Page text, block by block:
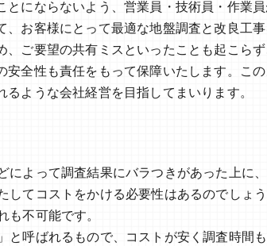
とにならないよう、営業員・技術員・作業
、お客様にとって最適な地盤調査と改良工
、ご要望の共有ミスといったことも起こら
安全性も責任をもって保障いたします。こ
るような会社経営を目指してまいります。
よって調査結果にバラつきがあった上に
てコストをかける必要性はあるのでしょ
不可能です。
呼ばれるもので、コストが安く調査時間